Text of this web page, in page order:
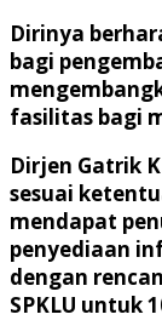
Dirinya
bagi
fasilitas bagi
Dirjen Gatrik
sesuai
mendapat
penyediaan
dengan
SPKLU untuk